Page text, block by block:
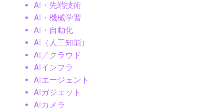
AI・先端技術
AI・機械学習
AI・自動化
AI（人工知能）
AI／クラウド
AIインフラ
AIエージェント
AIガジェット
AIカメラ